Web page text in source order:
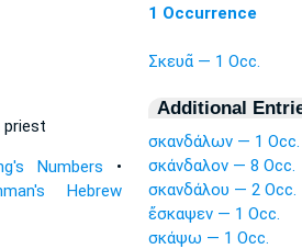
priest
Numbers •
Hebrew
1 Occurrence
Σκευᾶ — 1 Occ.
Additional
σκανδάλων — 1 Occ.
σκάνδαλον — 8 Occ.
σκανδάλου — 2 Occ.
ἔσκαψεν — 1 Occ.
σκάψω — 1 Occ.